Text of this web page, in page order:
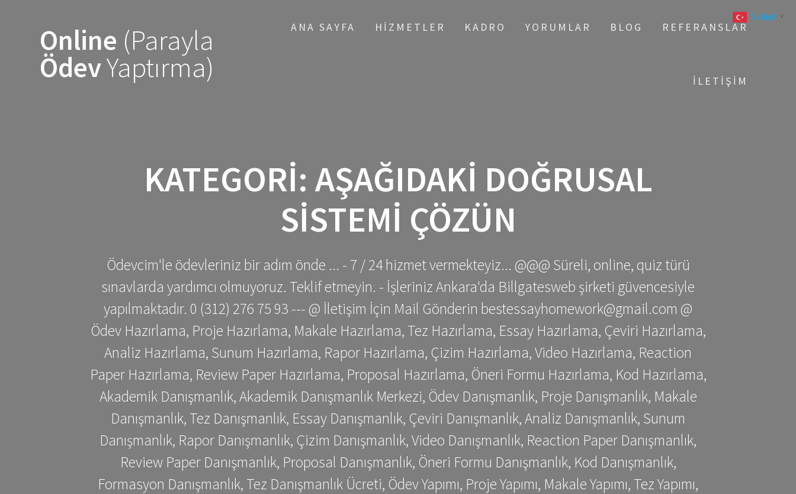
Online (Parayla
ÖdevYaptırma)
ANA SAYFA HIZMETLER KADRO YORUMLAR BLOG REFERANSLAR
İLETIŞIM
KATEGORI: AŞAĞIDAKI DOĞRUSAL
SISTEMI ÇÖZÜN
Ödevcim'le ödevleriniz bir adım önde ... - 7 / 24 hizmet vermekteyiz... @@@ Süreli, online, quiz türü
sınavlarda yardımcı olmuyoruz. Teklif etmeyin. - İşleriniz Ankara'da Billgatesweb şirketi güvencesiyle
yapılmaktadır. 0 (312) 276 75 93 --- @ İletişim İçin Mail Gönderin bestessayhomework@gmail.com @
Ödev Hazırlama, Proje Hazırlama, Makale Hazırlama, Tez Hazırlama, Essay Hazırlama, Çeviri Hazırlama,
Analiz Hazırlama, Sunum Hazırlama, Rapor Hazırlama, Çizim Hazırlama, Video Hazırlama, Reaction
Paper Hazırlama, Review Paper Hazırlama, Proposal Hazırlama, Öneri Formu Hazırlama, Kod Hazırlama,
Akademik Danışmanlık, Akademik Danışmanlık Merkezi, Ödev Danışmanlık, Proje Danışmanlık, Makale
Danışmanlık, Tez Danışmanlık, Essay Danışmanlık, Çeviri Danışmanlık, Analiz Danışmanlık, Sunum
Danışmanlık, Rapor Danışmanlık, Çizim Danışmanlık, Video Danışmanlık, Reaction Paper Danışmanlık,
Review Paper Danışmanlık, Proposal Danışmanlık, Öneri Formu Danışmanlık, Kod Danışmanlık,
Formasyon Danışmanlık, Tez Danışmanlık Ücreti, Ödev Yapımı, Proje Yapımı, Makale Yapımı, Tez Yapımı,
Turkish ▼